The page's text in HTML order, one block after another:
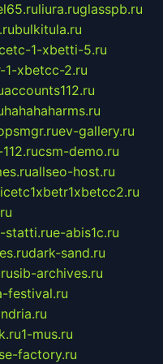
liura.ruglasspb.ru
bulkitula.ru
1-xbetti-5.ru
xbetcc-2.ru
accounts112.ru
hahahaharms.ru
ev-gallery.ru
csm-demo.ru
allseo-host.ru
statti.rue-abis1c.ru
dark-sand.ru
sib-archives.ru
festival.ru
1-mus.ru
factory.ru